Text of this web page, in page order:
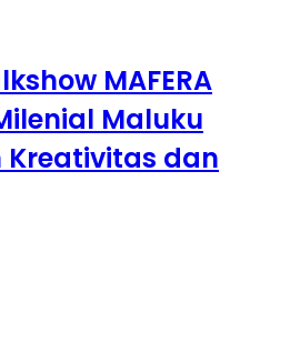
MAFERA
Maluku
dan